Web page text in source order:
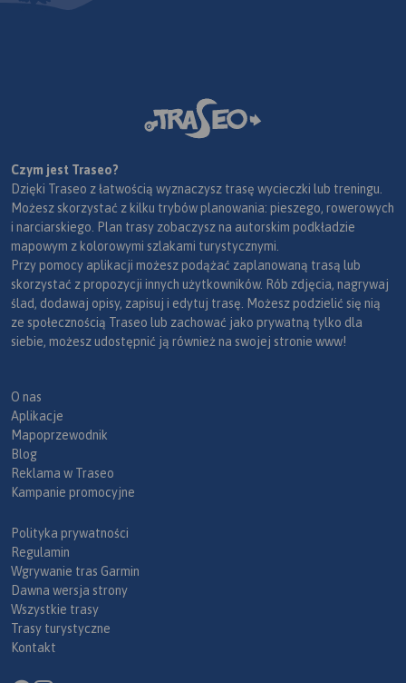
Czym jest Traseo?
Dzięki Traseo z łatwością wyznaczysz trasę wycieczki lub treningu.
Możesz skorzystać z kilku trybów planowania: pieszego, rowerowych
i narciarskiego. Plan trasy zobaczysz na autorskim podkładzie
mapowym z kolorowymi szlakami turystycznymi.
Przy pomocy aplikacji możesz podążać zaplanowaną trasą lub
skorzystać z propozycji innych użytkowników. Rób zdjęcia, nagrywaj
ślad, dodawaj opisy, zapisuj i edytuj trasę. Możesz podzielić się nią
ze społecznością Traseo lub zachować jako prywatną tylko dla
siebie, możesz udostępnić ją również na swojej stronie www!
O nas
Aplikacje
Mapoprzewodnik
Blog
Reklama w Traseo
Kampanie promocyjne
Polityka prywatności
Regulamin
Wgrywanie tras Garmin
Dawna wersja strony
Wszystkie trasy
Trasy turystyczne
Kontakt